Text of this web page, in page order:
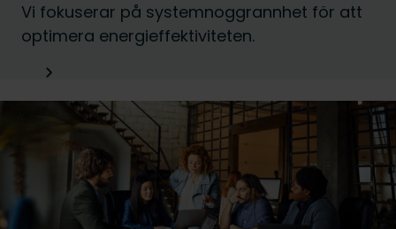
Vi fokuserar på systemnoggrannhet för att
optimera energieffektiviteten.